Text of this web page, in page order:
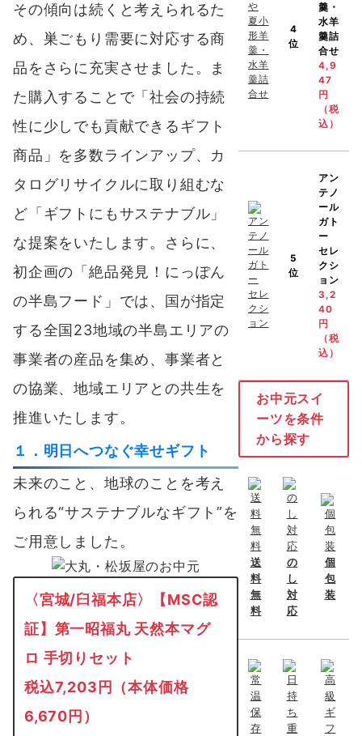
その傾向は続くと考えられるた
め、巣ごもり需要に対応する商
品をさらに充実させました。ま
た購入することで「社会の持続
性に少しでも貢献できるギフト
商品」を多数ラインアップ、カ
タログリサイクルに取り組むな
ど「ギフトにもサステナブル」
な提案をいたします。さらに、
初企画の「絶品発見！にっぽん
の半島フード」では、国が指定
する全国23地域の半島エリアの
事業者の産品を集め、事業者と
の協業、地域エリアとの共生を
推進いたします。
１．明日へつなぐ幸せギフト
未来のこと、地球のことを考え
られる“サステナブルなギフト”を
ご用意しました。
〈宮城/臼福本店〉【MSC認
証】第一昭福丸 天然本マグ
ロ 手切りセット
税込7,203円（本体価格
6,670円）
4
位
羹・
水羊
羹詰
合せ
4,9
47
円
（税
込）
5
位
アン
テノ
ール
ガト
ー
セレ
クシ
ョン
3,2
40
円
（税
込）
お中元スイ
ーツを条件
から探す
送
料
無
料
の
し
対
応
個
包
装